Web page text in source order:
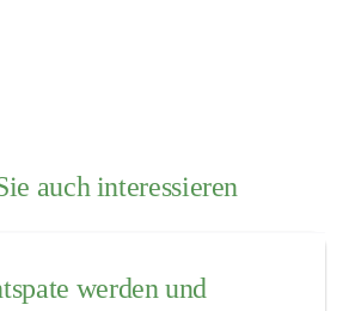
auch interessieren
werden und